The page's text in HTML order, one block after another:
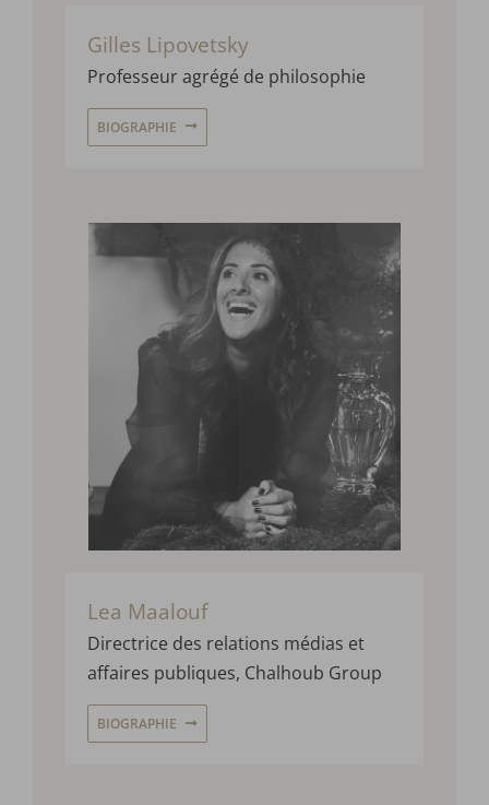
Gilles Lipovetsky
Professeur agrégé de philosophie
BIOGRAPHIE
Lea Maalouf
Directrice des relations médias et
affaires publiques, Chalhoub Group
BIOGRAPHIE